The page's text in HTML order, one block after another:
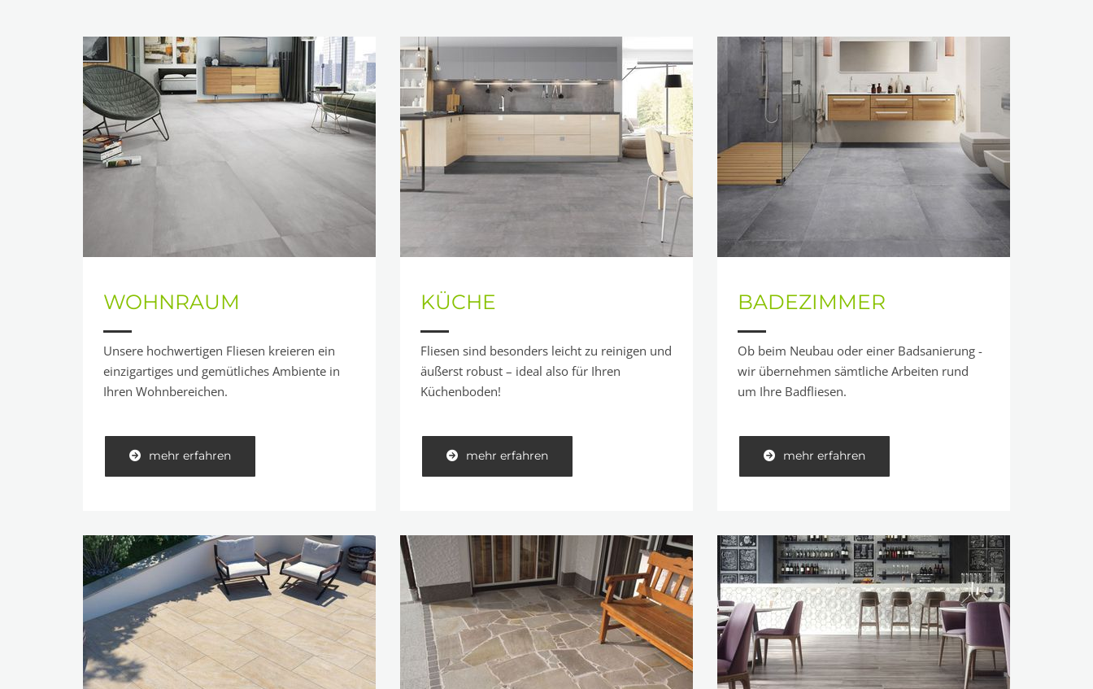
WOHNRAUM
Unsere hochwertigen Fliesen kreieren ein
einzigartiges und gemütliches Ambiente in
Ihren Wohnbereichen.
mehr erfahren
KÜCHE
Fliesen sind besonders leicht zu reinigen und
äußerst robust – ideal also für Ihren
Küchenboden!
mehr erfahren
BADEZIMMER
Ob beim Neubau oder einer Badsanierung -
wir übernehmen sämtliche Arbeiten rund
um Ihre Badfliesen.
mehr erfahren